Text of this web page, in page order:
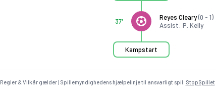
Reyes Cleary(0 - 1)
Assist: P. Kelly
37'
Kampstart
Regler & Vilkår gælder | Spillemyndighedens hjælpelinje til ansvarligt spil: StopSpillet